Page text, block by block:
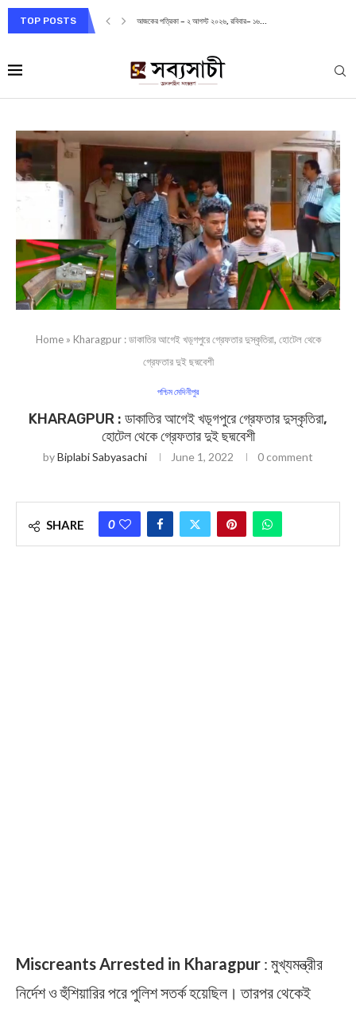
TOP POSTS আজকের পত্রিকা – ২ আগস্ট ২০২৬, রবিবার– ১৬...
Home» Kharagpur : ডাকাতির আগেই খড়্গপুরে গ্রেফতার দুস্কৃতিরা, হোটেল থেকে
গ্রেফতার দুই ছদ্মবেশী
পশ্চিম মেদিনীপুর
KHARAGPUR : ডাকাতির আগেই খড়্গপুরে গ্রেফতার দুস্কৃতিরা,
হোটেল থেকে গ্রেফতার দুই ছদ্মবেশী
byBiplabi Sabyasachi June 1, 2022 0 comment
SHARE 0
Miscreants Arrested in Kharagpur : মুখ্যমন্ত্রীর
নির্দেশ ও হুঁশিয়ারির পরে পুলিশ সতর্ক হয়েছিল। তারপর থেকেই